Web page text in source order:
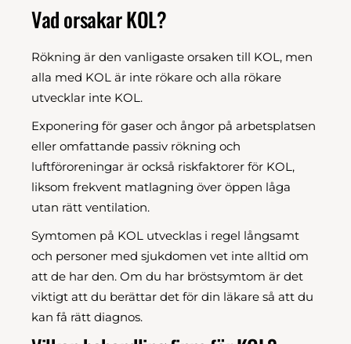
Vad orsakar KOL?
Rökning är den vanligaste orsaken till KOL, men
alla med KOL är inte rökare och alla rökare
utvecklar inte KOL.
Exponering för gaser och ångor på arbetsplatsen
eller omfattande passiv rökning och
luftföroreningar är också riskfaktorer för KOL,
liksom frekvent matlagning över öppen låga
utan rätt ventilation.
Symtomen på KOL utvecklas i regel långsamt
och personer med sjukdomen vet inte alltid om
att de har den. Om du har bröstsymtom är det
viktigt att du berättar det för din läkare så att du
kan få rätt diagnos.